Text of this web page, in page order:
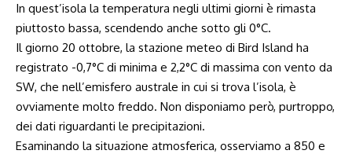
In quest’isola la temperatura negli ultimi giorni è rimasta
piuttosto bassa, scendendo anche sotto gli 0°C.
Il giorno 20 ottobre, la stazione meteo di Bird Island ha
registrato -0,7°C di minima e 2,2°C di massima con vento da
SW, che nell’emisfero australe in cui si trova l’isola, è
ovviamente molto freddo. Non disponiamo però, purtroppo,
dei dati riguardanti le precipitazioni.
Esaminando la situazione atmosferica, osserviamo a 850 e